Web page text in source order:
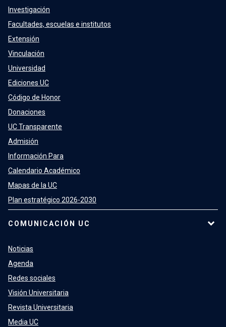
Investigación
Facultades, escuelas e institutos
Extensión
Vinculación
Universidad
Ediciones UC
Código de Honor
Donaciones
UC Transparente
Admisión
Información Para
Calendario Académico
Mapas de la UC
Plan estratégico 2026-2030
COMUNICACIÓN UC
Noticias
Agenda
Redes sociales
Visión Universitaria
Revista Universitaria
Media UC